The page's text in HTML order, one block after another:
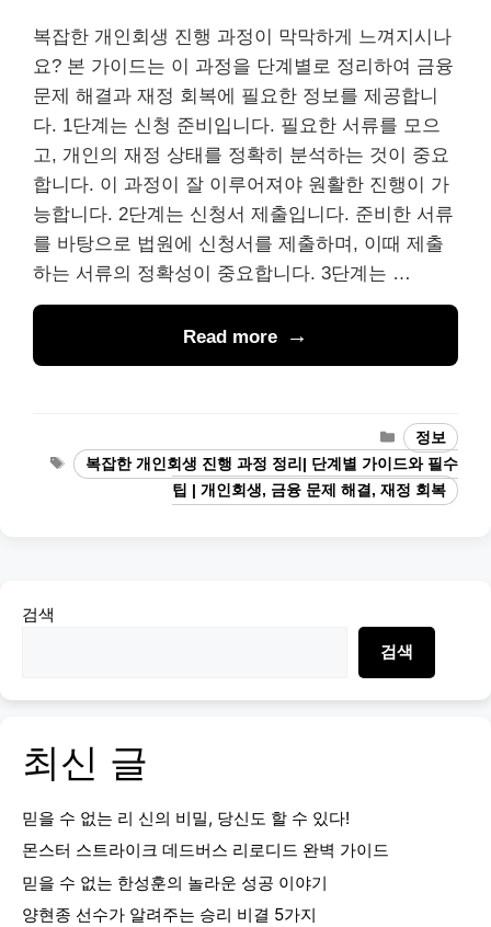
복잡한 개인회생 진행 과정이 막막하게 느껴지시나
요? 본 가이드는 이 과정을 단계별로 정리하여 금융
문제 해결과 재정 회복에 필요한 정보를 제공합니
다. 1단계는 신청 준비입니다. 필요한 서류를 모으
고, 개인의 재정 상태를 정확히 분석하는 것이 중요
합니다. 이 과정이 잘 이루어져야 원활한 진행이 가
능합니다. 2단계는 신청서 제출입니다. 준비한 서류
를 바탕으로 법원에 신청서를 제출하며, 이때 제출
하는 서류의 정확성이 중요합니다. 3단계는 …
Read more
Categories
정보
Tags복잡한 개인회생 진행 과정 정리| 단계별 가이드와 필수
팁 | 개인회생, 금융 문제 해결, 재정 회복
검색
검색
최신 글
믿을 수 없는 리 신의 비밀, 당신도 할 수 있다!
몬스터 스트라이크 데드버스 리로디드 완벽 가이드
믿을 수 없는 한성훈의 놀라운 성공 이야기
양현종 선수가 알려주는 승리 비결 5가지